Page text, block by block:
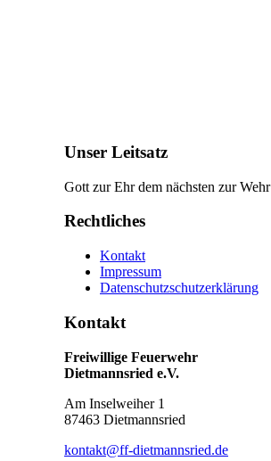
Unser Leitsatz
Gott zur Ehr dem nächsten zur Wehr
Rechtliches
Kontakt
Impressum
Datenschutzschutzerklärung
Kontakt
Freiwillige Feuerwehr
Dietmannsried e.V.
Am Inselweiher 1
87463 Dietmannsried
kontakt@ff-dietmannsried.de